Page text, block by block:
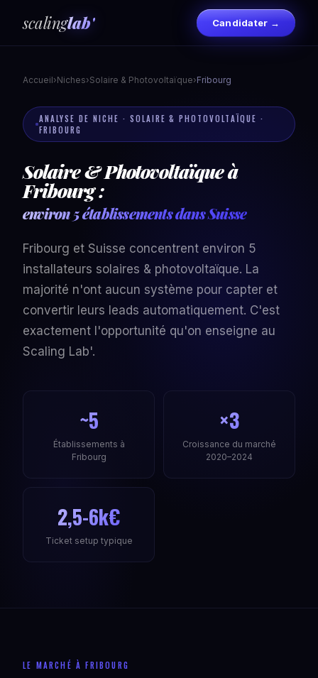
scalinglab' Candidater →
Accueil›Niches›Solaire & Photovoltaïque›Fribourg
ANALYSE DE NICHE · SOLAIRE & PHOTOVOLTAÏQUE ·
FRIBOURG
Solaire & Photovoltaïque à
Fribourg :
environ 5 établissements dans Suisse
Fribourg et Suisse concentrent environ 5
installateurs solaires & photovoltaïque. La
majorité n'ont aucun système pour capter et
convertir leurs leads automatiquement. C'est
exactement l'opportunité qu'on enseigne au
Scaling Lab'.
~5
Établissements à
Fribourg
×3
Croissance du marché
2020–2024
2,5-6k€
Ticket setup typique
LE MARCHÉ À FRIBOURG